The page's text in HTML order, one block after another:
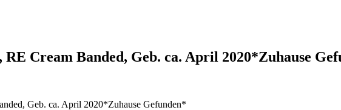
Cream Banded, Geb. ca. April 2020*Zuhause
Geb. ca. April 2020*Zuhause Gefunden*